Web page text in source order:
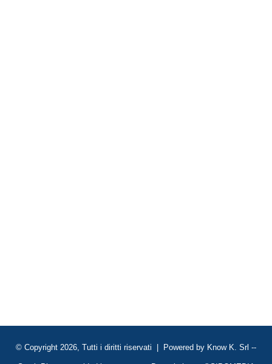
© Copyright 2026, Tutti i diritti riservati | Powered by Know K. Srl --